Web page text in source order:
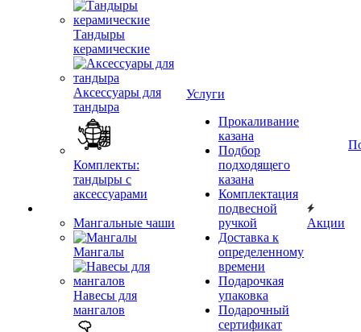
Тандыры
керамические
Аксессуары для
тандыра
Комплекты:
тандыры с
аксессуарами
Мангальные чаши
Мангалы
Навесы для
мангалов
Услуги
Прокаливание
казана
Подбор
подходящего
казана
Комплектация
подвесной
ручкой
Доставка к
определенному
времени
Подарочкая
упаковка
Подарочный
сертификат
Акции